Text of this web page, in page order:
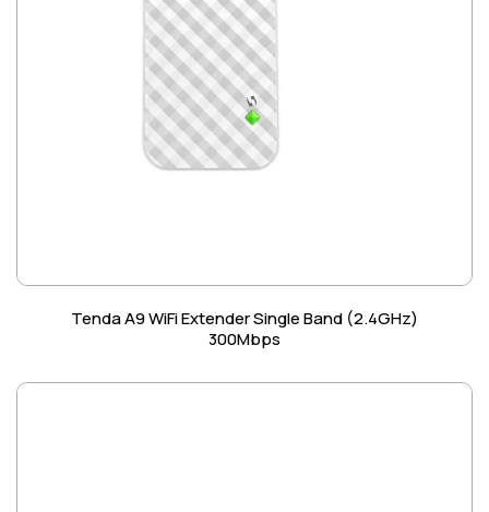
Tenda A9 WiFi Extender Single Band (2.4GHz)
300Mbps